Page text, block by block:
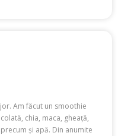
Am făcut un smoothie
chia, maca, gheață,
și apă. Din anumite